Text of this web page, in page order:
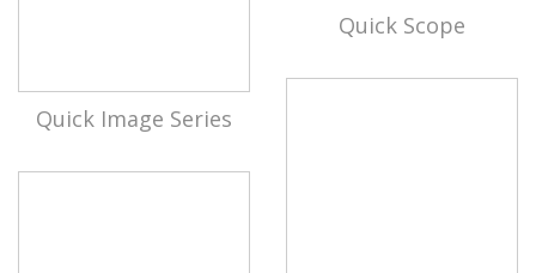
Quick Scope
Quick Image Series